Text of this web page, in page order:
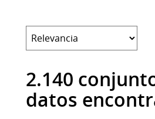
2.140
datos